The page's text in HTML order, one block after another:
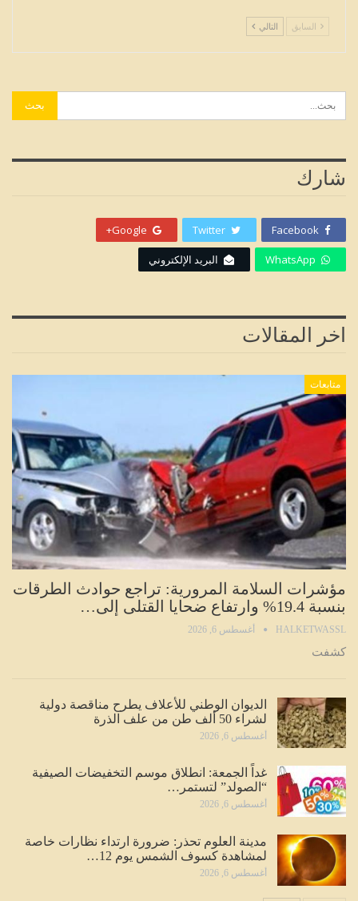
السابق التالي
شارك
Facebook
Twitter
Google+
WhatsApp البريد الإلكتروني
اخر المقالات
متابعات
مؤشرات السلامة المرورية: تراجع حوادث الطرقات
بنسبة 19.4% وارتفاع ضحايا القتلى إلى…
HALKETWASSL أغسطس 6, 2026
كشفت
الديوان الوطني للأعلاف يطرح مناقصة دولية
لشراء 50 ألف طن من علف الذرة
أغسطس 6, 2026
غداً الجمعة: انطلاق موسم التخفيضات الصيفية
“الصولد” لتستمر…
أغسطس 6, 2026
مدينة العلوم تحذر: ضرورة ارتداء نظارات خاصة
لمشاهدة كسوف الشمس يوم 12…
أغسطس 6, 2026